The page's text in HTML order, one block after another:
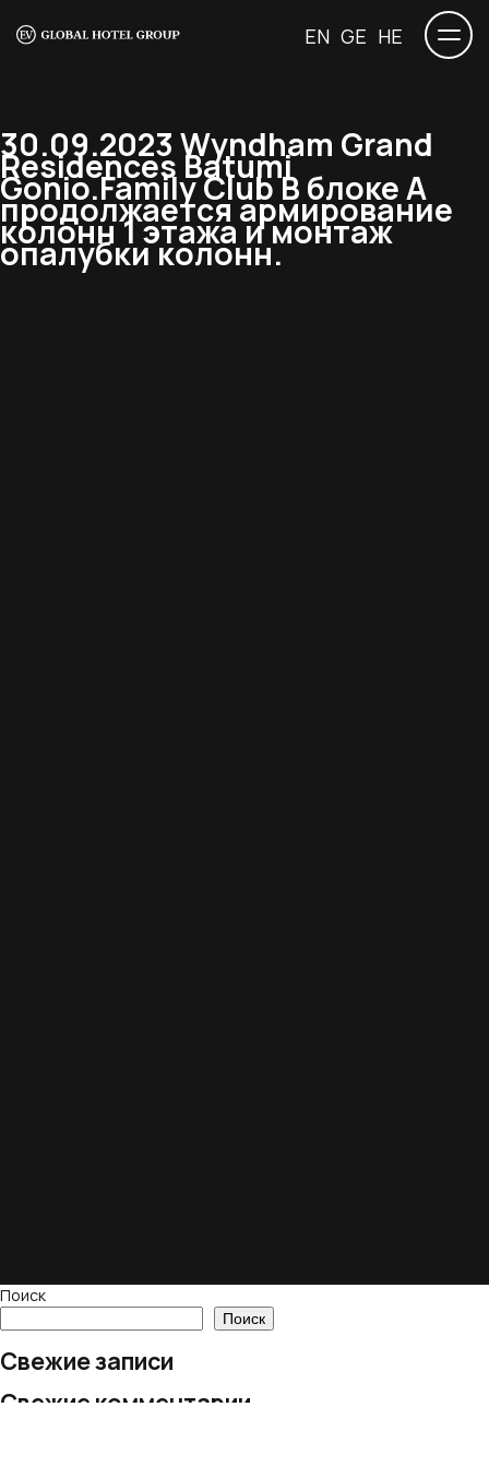
EN GE HE
30.09.2023 Wyndham Grand
Residences Batumi
Gonio.Family Club В блоке А
продолжается армирование
колонн 1 этажа и монтаж
опалубки колонн.
Поиск
Поиск
Свежие записи
Свежие комментарии